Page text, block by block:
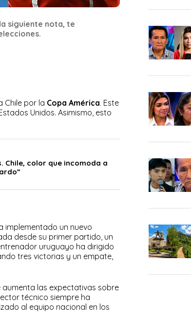
siguiente nota, te
Chile por la Copa América. Este
Unidos. Asimismo, esto
Chile, color que incomoda a
implementado un nuevo
desde su primer partido, un
uruguayo ha dirigido
tres victorias y un empate,
las expectativas sobre
técnico siempre ha
al equipo nacional en los